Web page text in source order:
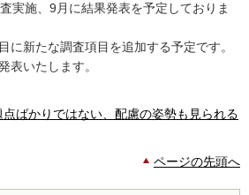
実施、9月に結果発表を予定しておりま
に新たな調査項目を追加する予定です。
表いたします。
ばかりではない、配慮の姿勢も見られる
ページの先頭へ